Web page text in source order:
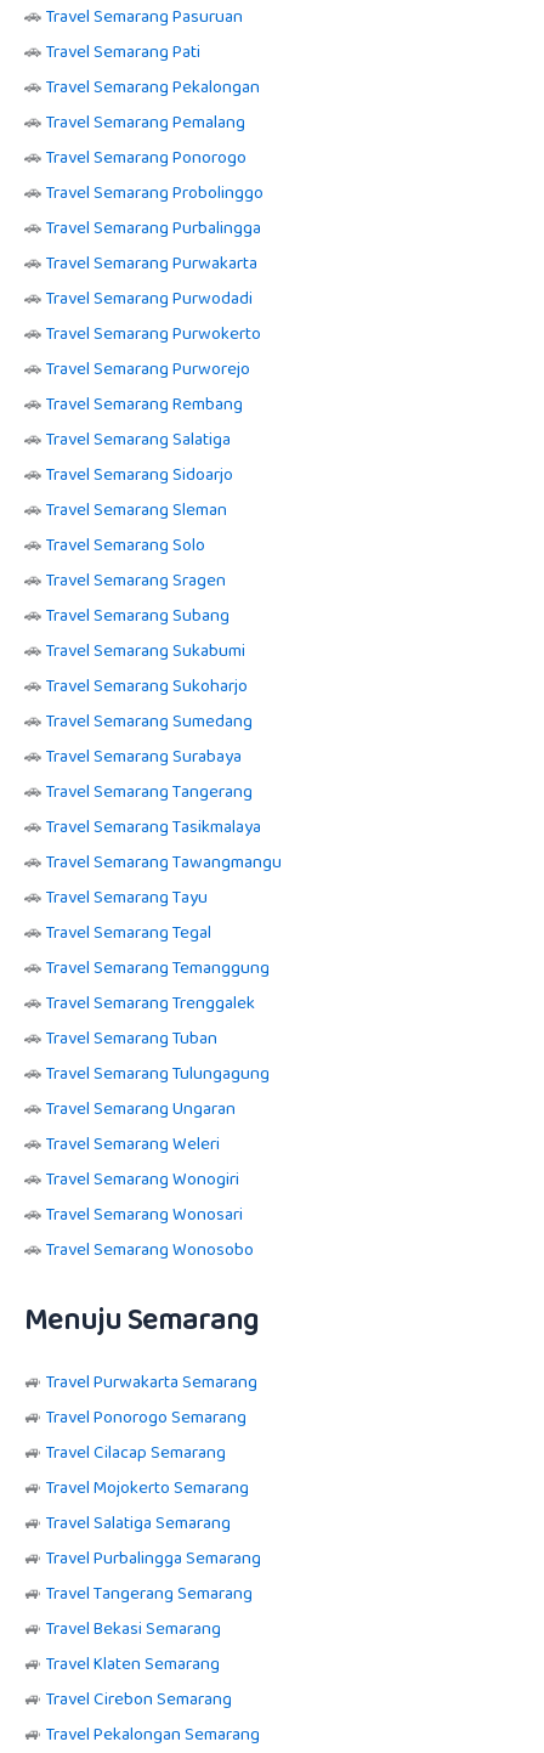
🚗Travel Semarang Pasuruan
🚗Travel Semarang Pati
🚗Travel Semarang Pekalongan
🚗Travel Semarang Pemalang
🚗Travel Semarang Ponorogo
🚗Travel Semarang Probolinggo
🚗Travel Semarang Purbalingga
🚗Travel Semarang Purwakarta
🚗Travel Semarang Purwodadi
🚗Travel Semarang Purwokerto
🚗Travel Semarang Purworejo
🚗Travel Semarang Rembang
🚗Travel Semarang Salatiga
🚗Travel Semarang Sidoarjo
🚗Travel Semarang Sleman
🚗Travel Semarang Solo
🚗Travel Semarang Sragen
🚗Travel Semarang Subang
🚗Travel Semarang Sukabumi
🚗Travel Semarang Sukoharjo
🚗Travel Semarang Sumedang
🚗Travel Semarang Surabaya
🚗Travel Semarang Tangerang
🚗Travel Semarang Tasikmalaya
🚗Travel Semarang Tawangmangu
🚗Travel Semarang Tayu
🚗Travel Semarang Tegal
🚗Travel Semarang Temanggung
🚗Travel Semarang Trenggalek
🚗Travel Semarang Tuban
🚗Travel Semarang Tulungagung
🚗Travel Semarang Ungaran
🚗Travel Semarang Weleri
🚗Travel Semarang Wonogiri
🚗Travel Semarang Wonosari
🚗Travel Semarang Wonosobo
Menuju Semarang
🚙 Travel Purwakarta Semarang
🚙 Travel Ponorogo Semarang
🚙 Travel Cilacap Semarang
🚙 Travel Mojokerto Semarang
🚙 Travel Salatiga Semarang
🚙 Travel Purbalingga Semarang
🚙 Travel Tangerang Semarang
🚙 Travel Bekasi Semarang
🚙 Travel Klaten Semarang
🚙 Travel Cirebon Semarang
🚙 Travel Pekalongan Semarang